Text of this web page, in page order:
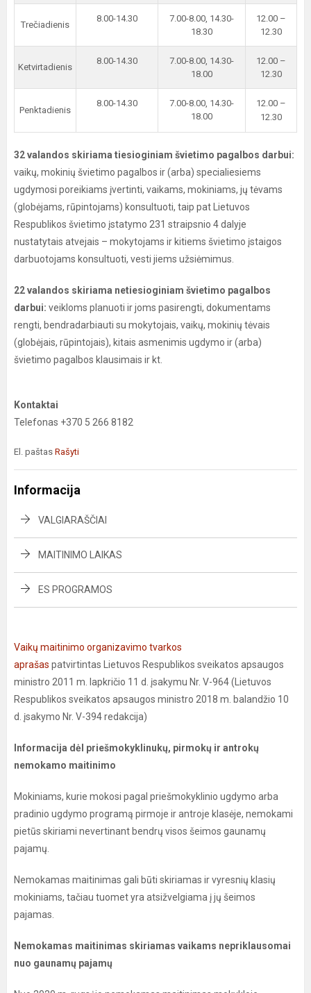
Trečiadienis
8.00-14.30
7.00-8.00, 14.30-
18.30
12.00 –
12.30
Ketvirtadienis
8.00-14.30
7.00-8.00, 14.30-
18.00
12.00 –
12.30
Penktadienis
8.00-14.30
7.00-8.00, 14.30-
18.00
12.00 –
12.30
32 valandos skiriama tiesioginiam švietimo pagalbos darbui:
vaikų, mokinių švietimo pagalbos ir (arba) specialiesiems
ugdymosi poreikiams įvertinti, vaikams, mokiniams, jų tėvams
(globėjams, rūpintojams) konsultuoti, taip pat Lietuvos
Respublikos švietimo įstatymo 231 straipsnio 4 dalyje
nustatytais atvejais – mokytojams ir kitiems švietimo įstaigos
darbuotojams konsultuoti, vesti jiems užsiėmimus.
22 valandos skiriama netiesioginiam švietimo pagalbos
darbui: veikloms planuoti ir joms pasirengti, dokumentams
rengti, bendradarbiauti su mokytojais, vaikų, mokinių tėvais
(globėjais, rūpintojais), kitais asmenimis ugdymo ir (arba)
švietimo pagalbos klausimais ir kt.
Kontaktai
Telefonas +370 5 266 8182
El. paštas Rašyti
Informacija
VALGIARAŠČIAI
MAITINIMO LAIKAS
ES PROGRAMOS
Vaikų maitinimo organizavimo tvarkos
aprašas patvirtintas Lietuvos Respublikos sveikatos apsaugos
ministro 2011 m. lapkričio 11 d. įsakymu Nr. V-964 (Lietuvos
Respublikos sveikatos apsaugos ministro 2018 m. balandžio 10
d. įsakymo Nr. V-394 redakcija)
Informacija dėl priešmokyklinukų, pirmokų ir antrokų
nemokamo maitinimo
Mokiniams, kurie mokosi pagal priešmokyklinio ugdymo arba
pradinio ugdymo programą pirmoje ir antroje klasėje, nemokami
pietūs skiriami nevertinant bendrų visos šeimos gaunamų
pajamų.
Nemokamas maitinimas gali būti skiriamas ir vyresnių klasių
mokiniams, tačiau tuomet yra atsižvelgiama į jų šeimos
pajamas.
Nemokamas maitinimas skiriamas vaikams nepriklausomai
nuo gaunamų pajamų